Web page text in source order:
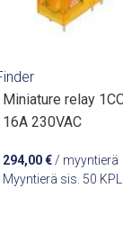
Miniature relay
16A 230VAC
294,00€/ myyntierä
Myyntierä sis. 50 KPL